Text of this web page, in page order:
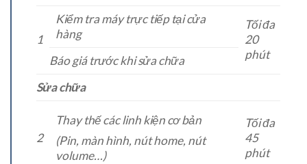
1
Kiểm tra máy trực tiếp tại cửa
hàng
Tối đa
20
phút
Báo giá trước khi sửa chữa
Sửa chữa
2
Thay thế các linh kiện cơ bản
(Pin, màn hình, nút home, nút
volume…)
Tối đa
45
phút